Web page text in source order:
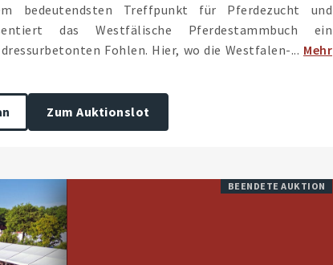
bedeutendsten Treffpunkt für Pferdezucht und
das Westfälische Pferdestammbuch ein
Fohlen. Hier, wo die Westfalen-... Mehr
Zum Auktionslot
BEENDETE AUKTION